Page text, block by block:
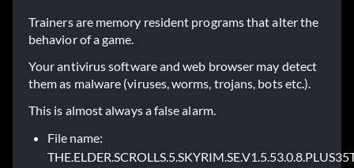
Trainers are memory resident programs that alter the
behavior of a game.
Your antivirus software and web browser may detect
them as malware (viruses, worms, trojans, bots etc.).
This is almost always a false alarm.
File name: